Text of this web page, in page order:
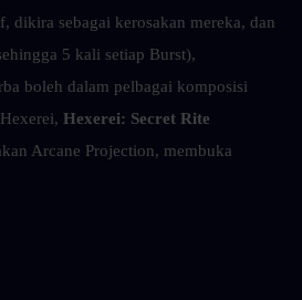
dikira sebagai kerosakan mereka, dan
5 kali setiap Burst),
boleh dalam pelbagai komposisi
Hexerei: Secret Rite
Arcane Projection, membuka